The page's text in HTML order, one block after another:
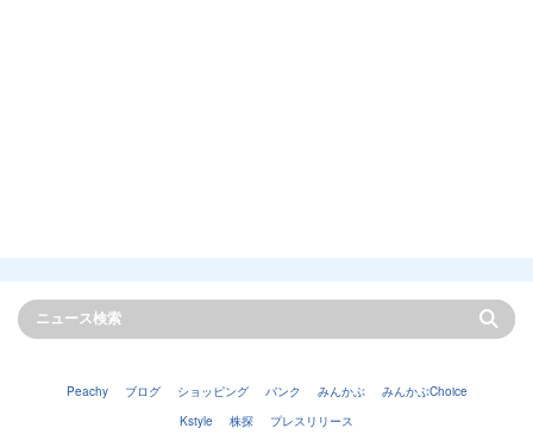
Peachy ブログ ショッピング バンク みんかぶ
みんかぶChoice
Kstyle
株探 プレスリリース